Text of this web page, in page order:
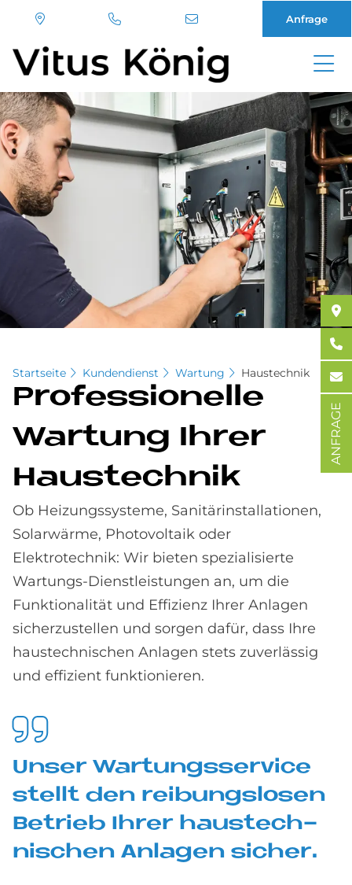
Direkt
zum
Inhalt
Anfrage
Startseite Kundendienst Wartung Haustechnik
Pro­fes­sio­nel­le
War­tung Ih­rer
Haus­tech­nik
Ob Heizungssysteme, Sanitärinstallationen,
Solarwärme, Photovoltaik oder
Elektrotechnik: Wir bieten spezialisierte
Wartungs-Dienstleistungen an, um die
Funktionalität und Effizienz Ihrer Anlagen
sicherzustellen und sorgen dafür, dass Ihre
haustechnischen Anlagen stets zuverlässig
und effizient funktionieren.
Un­ser War­tungs­ser­vice
stel­lt den rei­bungs­lo­sen
Be­trieb Ih­rer haus­tech­
ni­schen An­la­gen si­cher.
ANFRAGE